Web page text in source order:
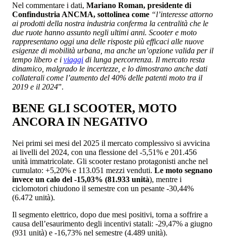
Nel commentare i dati, Mariano Roman, presidente di
Confindustria ANCMA, sottolinea come “l’interesse attorno
ai prodotti della nostra industria conferma la centralità che le
due ruote hanno assunto negli ultimi anni. Scooter e moto
rappresentano oggi una delle risposte più efficaci alle nuove
esigenze di mobilità urbana, ma anche un’opzione valida per il
tempo libero e i viaggi di lunga percorrenza. Il mercato resta
dinamico, malgrado le incertezze, e lo dimostrano anche dati
collaterali come l’aumento del 40% delle patenti moto tra il
2019 e il 2024”.
BENE GLI SCOOTER, MOTO
ANCORA IN NEGATIVO
Nei primi sei mesi del 2025 il mercato complessivo si avvicina
ai livelli del 2024, con una flessione del -5,51% e 201.456
unità immatricolate. Gli scooter restano protagonisti anche nel
cumulato: +5,20% e 113.051 mezzi venduti. Le moto segnano
invece un calo del -15,03% (81.933 unità), mentre i
ciclomotori chiudono il semestre con un pesante -30,44%
(6.472 unità).
Il segmento elettrico, dopo due mesi positivi, torna a soffrire a
causa dell’esaurimento degli incentivi statali: -29,47% a giugno
(931 unità) e -16,73% nel semestre (4.489 unità).